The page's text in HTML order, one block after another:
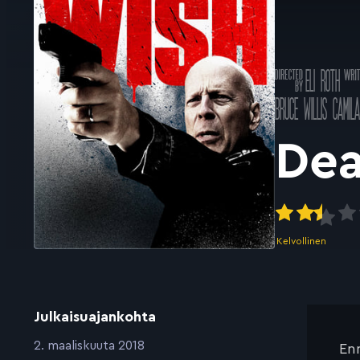
Ohjannut
kELI ROTH
Pääosissa
BRUCE WILLIS
Kelvollinen
Julkaisuajankohta
:2. maaliskuuta 2018